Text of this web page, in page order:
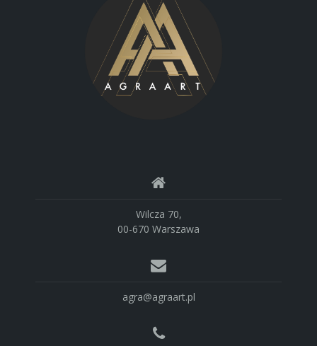
Wilcza 70,
00-670 Warszawa
agra@agraart.pl